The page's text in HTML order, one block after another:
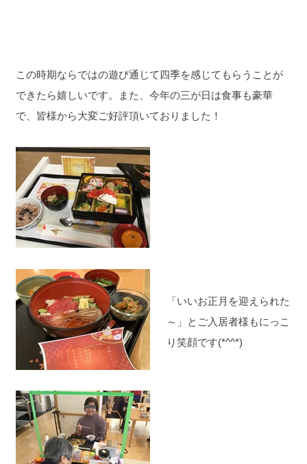
この時期ならではの遊び通じて四季を感じてもらうことが
できたら嬉しいです。また、今年の三が日は食事も豪華
で、皆様から大変ご好評頂いておりました！
「いいお正月を迎えられた
～」とご入居者様もにっこ
り笑顔です(*^^*)